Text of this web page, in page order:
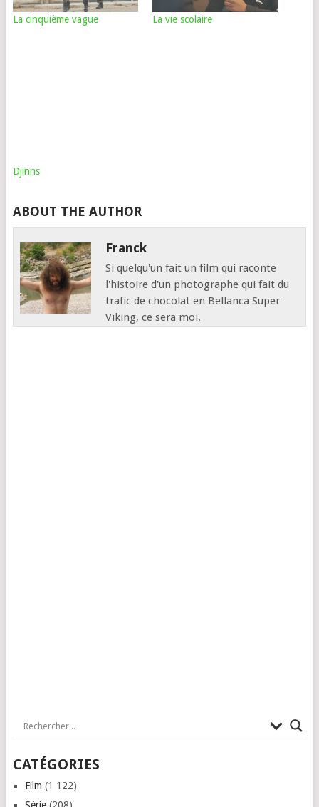
La cinquième vague La vie scolaire
Djinns
ABOUT THE AUTHOR
Franck
Si quelqu'un fait un film qui raconte
l'histoire d'un photographe qui fait du
trafic de chocolat en Bellanca Super
Viking, ce sera moi.
CATÉGORIES
Film (1 122)